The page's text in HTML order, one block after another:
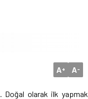
A+ A-
Doğal olarak ilk yapmak